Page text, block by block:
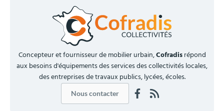
Concepteur et fournisseur de mobilier urbain,Cofradisrépond
aux besoins d'équipements des services des collectivités locales,
des entreprises de travaux publics, lycées, écoles.
Nous contacter